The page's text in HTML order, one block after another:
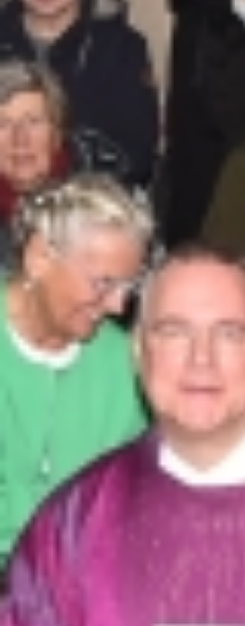
Ökumene
Verbände
Ökofaire Pfarrei
Pastoraler Raum
Taufe
Erstkommunion
Firmung
Firmwege
Hochzeit + Ehejubiläen
Monatsgedanken
Heiliges Jahr 2025